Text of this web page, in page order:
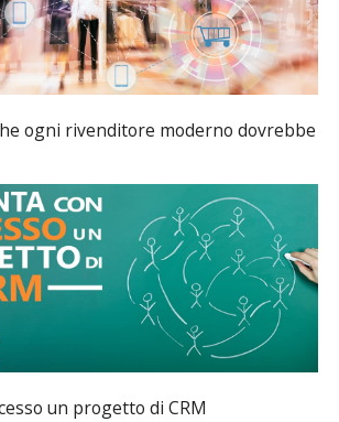
ogni rivenditore moderno dovrebbe
un progetto di CRM